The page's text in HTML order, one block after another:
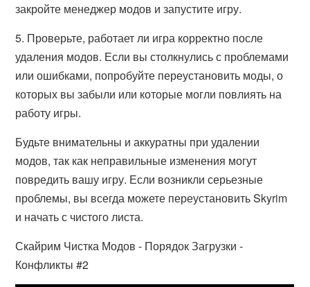
закройте менеджер модов и запустите игру.
5. Проверьте, работает ли игра корректно после
удаления модов. Если вы столкнулись с проблемами
или ошибками, попробуйте переустановить моды, о
которых вы забыли или которые могли повлиять на
работу игры.
Будьте внимательны и аккуратны при удалении
модов, так как неправильные изменения могут
повредить вашу игру. Если возникли серьезные
проблемы, вы всегда можете переустановить Skyrim
и начать с чистого листа.
Скайрим Чистка Модов - Порядок Загрузки -
Конфликты #2